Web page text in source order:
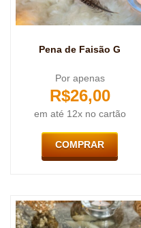
Pena de Faisão G
Por apenas
R$26,00
em até 12x no cartão
COMPRAR